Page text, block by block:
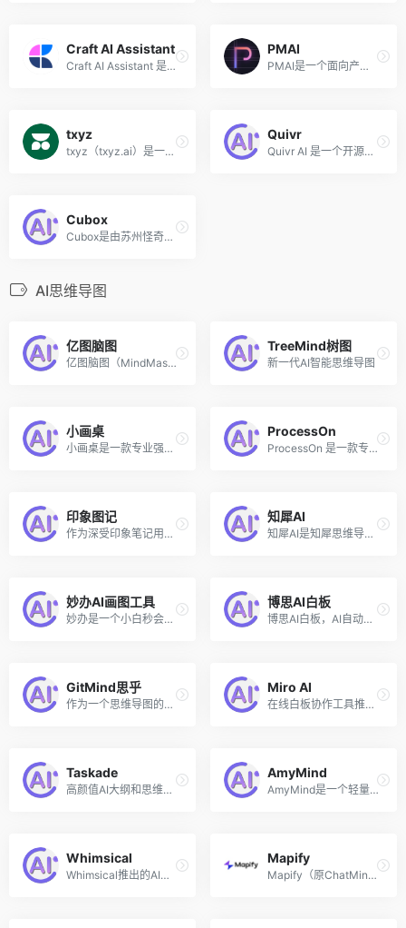
Craft AI Assistant
Craft AI Assistant 是高颜值文档和笔记工具 Craft 推出的 AI文档助手，可以激发用户创造力，快速优化和生成内容，以提高创作效率。任何用户都可以使用其创意写作、生成想法、校对作品、将文本翻译成任何语言和总结文档。
PMAI
PMAI是一个面向产品经理的AI助手，帮助产品经理一键生成PRD文档、业务问题的解决方案、业务流程图、生成SQL代码等实用功能，让产品经理节省写各种产品文档的时间，将更多的精力放在构思上，提升工作效率，让工作更轻松。
txyz
txyz（txyz.ai）是一个AI驱动的文献阅读和学术研究辅助平台，旨在提高研究人员和专业人士获取、理解和管理学术资料的效率。该AI工具通过智能摘要提取帮助用户快速掌握论文要点，支持自然语言搜索以便用户以直观的方式找到所需文献，并提供个性化的论文推荐服务，确保用户能够及时获取与其研究兴趣相关的最新学术成果。
Quivr
Quivr AI 是一个开源的本地知识库搭建解决方案，旨在利用大模型和生成式AI帮助用户存储和检索非结构化信息，构建用户知识的“第二大脑”。该工具允许用户上传各种类型的文件，如文本、Markdown、PDF、音频和视频，并将这些文件向量化后存储在云端。用户可以通过自然语言对话的方式向 Quivr 提问，以获取与上传文件相关的信息。
Cubox
Cubox是由苏州怪奇信息科技推出的一个集AI阅读总结和信息收集管理于一体的效率工具，用户可将其作为个人阅读、学习和研究的助手。Cubox旨在将人工智能与阅读工具相结合帮助用户更高效地处理信息，提高阅读质量，同时节省时间。其目标是成为用户的“第二大脑”，在信息爆炸的时代中，帮助用户筛选有价值的内容，提升个人知识管理能力。
AI思维导图
亿图脑图
亿图脑图（MindMaster），一款颜值与内涵并重的专业国产思维导图软件，支持22种脑图类型布局及高度自定义操作，有序构建你的知识和想法！ 5月新增AI助手2.0功能，为解放创作生产力而生。
TreeMind树图
新一代AI智能思维导图
小画桌
小画桌是一款专业强大的在线协作白板工具，集思维导图、流程图、AIGC和笔记文档等多种创意表达能力于一体，为用户提供无限创意发挥的空间，快速开启头脑风暴、实时协作、在线授课和设计评审等场景。该白板工具由知名思维导图ProcessOn旗下推出，旨在为多人团队提供一个轻量级的在线实时协作白板，以提升团队效率。
ProcessOn
ProcessOn 是一款专业的在线流程图和思维导图制作工具，今年 3 月 ProcessOn 联合科大讯飞星火认知大模型，成为国内首发AIGC+流程图的平台，可输入主题借助AI快速生成流程图、思维导图，降低创作成本，提质增效，升级内容创作方式，让流程图和思维导图的创作更便捷。
印象图记
作为深受印象笔记用户喜爱的产品之一，「印象图记」在「印象AI」能力的加持下,现已具备了自动生成思维导图的能力，帮助用户理清思路、拓展思维。用户每天可免费使用 20 次 印象AI 体验生成思维导图和大纲笔记。
知犀AI
知犀AI是知犀思维导图和AI技术结合推出的AI思维导图生成工具，只需输入主题或关键词，即可自动创建结构清晰的脑图。用户可以利用知犀的AI思维导图功能更加高效地整理思路、管理内容、激发灵感，如生成读书笔记、计划方案、项目策划、旅游攻略、故事框架等。
妙办AI画图工具
妙办是一个小白秒会的专业级办公画图工具，无需掌握复杂操作，便可以让你零基础轻松绘制海量绘图类型。最新推出的妙办AI流程图，可以只需输入主题，便智能自动生成各种类型的流程图，如旅游攻略流程图、组织架构流程图、教资报名流程图、教学思路流程图等。
博思AI白板
博思AI白板，AI自动生成文字和思维导图
GitMind思乎
作为一个思维导图的工具，GitMind最想要的不是简单的给大家介绍ChatGPT到底有什么用，而是能够直接的让大家无障碍的体验到AI的魅力。当GitMind应用与AI深度融合后，能发光发热的场景就多啦！和思乎AI机器人对话，促进创造性和创新性思维，让你的思想流淌起来。
Miro AI
在线白板协作工具推出的AI功能，Beta测试中
Taskade
高颜值AI大纲和思维导图生成
AmyMind
AmyMind是一个轻量小巧的AI在线思维导图工具，无需登录、注册、下载安装，在线打开即用，选中相应节点后鼠标右键便可AI自动生成同级节点或子节点。
Whimsical
Whimsical推出的AI思维导图工具
Mapify
Mapify（原ChatMind）是国内的开发者团队推出的AI思维导图工具，可以应用于笔记、日程安排、项目管理、头脑风暴、框架等多种场景。该工具不仅可以帮助用户快速总结和分析，还可以持续提供创意灵感。